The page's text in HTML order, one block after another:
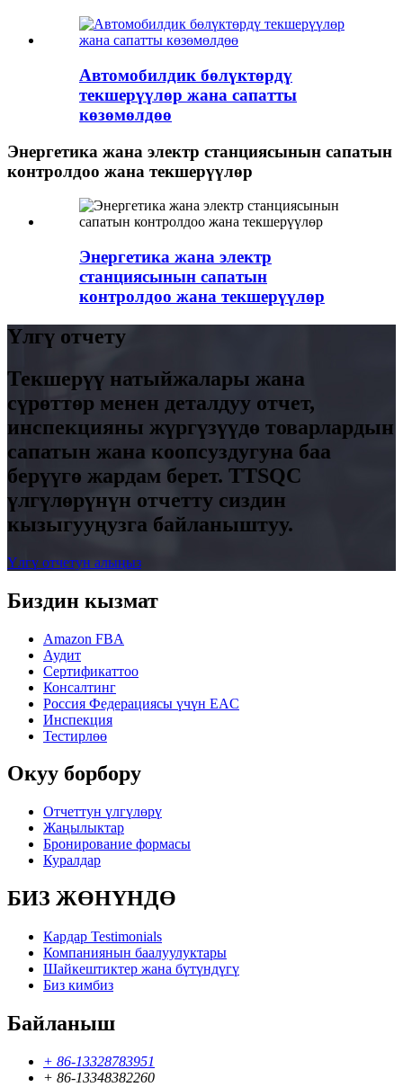
Автомобилдик бөлүктөрдү
текшерүүлөр жана сапатты
көзөмөлдөө
Энергетика жана электр станциясынын сапатын
контролдоо жана текшерүүлөр
Энергетика жана электр
станциясынын сапатын
контролдоо жана текшерүүлөр
Үлгү отчету
Текшерүү натыйжалары жана
сүрөттөр менен деталдуу отчет,
инспекцияны жүргүзүүдө товарлардын
сапатын жана коопсуздугуна баа
берүүгө жардам берет. TTSQC
үлгүлөрүнүн отчетту сиздин
кызыгууңузга байланыштуу.
Үлгү отчетун алыңыз
Биздин кызмат
Amazon FBA
Аудит
Сертификаттоо
Консалтинг
Россия Федерациясы үчүн EAC
Инспекция
Тестирлөө
Окуу борбору
Отчеттун үлгүлөрү
Жаңылыктар
Бронирование формасы
Куралдар
БИЗ ЖӨНҮНДӨ
Кардар Testimonials
Компаниянын баалуулуктары
Шайкештиктер жана бүтүндүгү
Биз кимбиз
Байланыш
+ 86-13328783951
+ 86-13348382260